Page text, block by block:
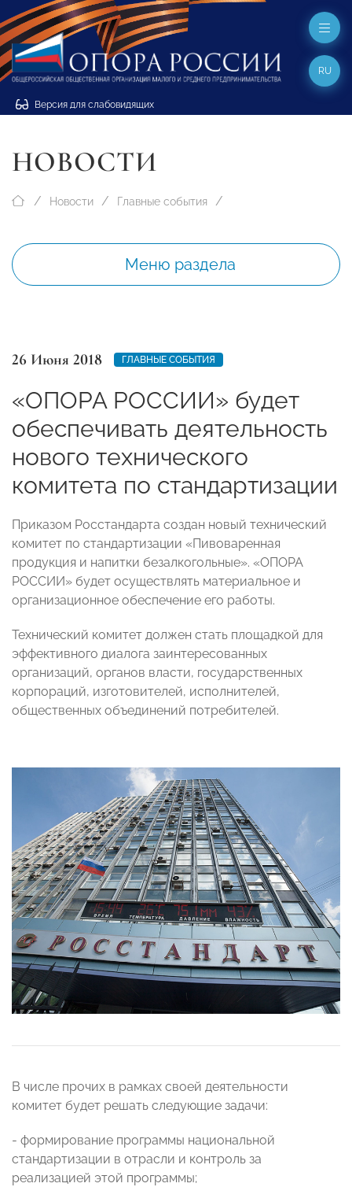
Версия для слабовидящих
RU
НОВОСТИ
Новости Главные события
Меню раздела
26 Июня 2018 ГЛАВНЫЕ СОБЫТИЯ
«ОПОРА РОССИИ» будет
обеспечивать деятельность
нового технического
комитета по стандартизации
Приказом Росстандарта создан новый технический
комитет по стандартизации «Пивоваренная
продукция и напитки безалкогольные». «ОПОРА
РОССИИ» будет осуществлять материальное и
организационное обеспечение его работы.
Технический комитет должен стать площадкой для
эффективного диалога заинтересованных
организаций, органов власти, государственных
корпораций, изготовителей, исполнителей,
общественных объединений потребителей.
В числе прочих в рамках своей деятельности
комитет будет решать следующие задачи:
- формирование программы национальной
стандартизации в отрасли и контроль за
реализацией этой программы;